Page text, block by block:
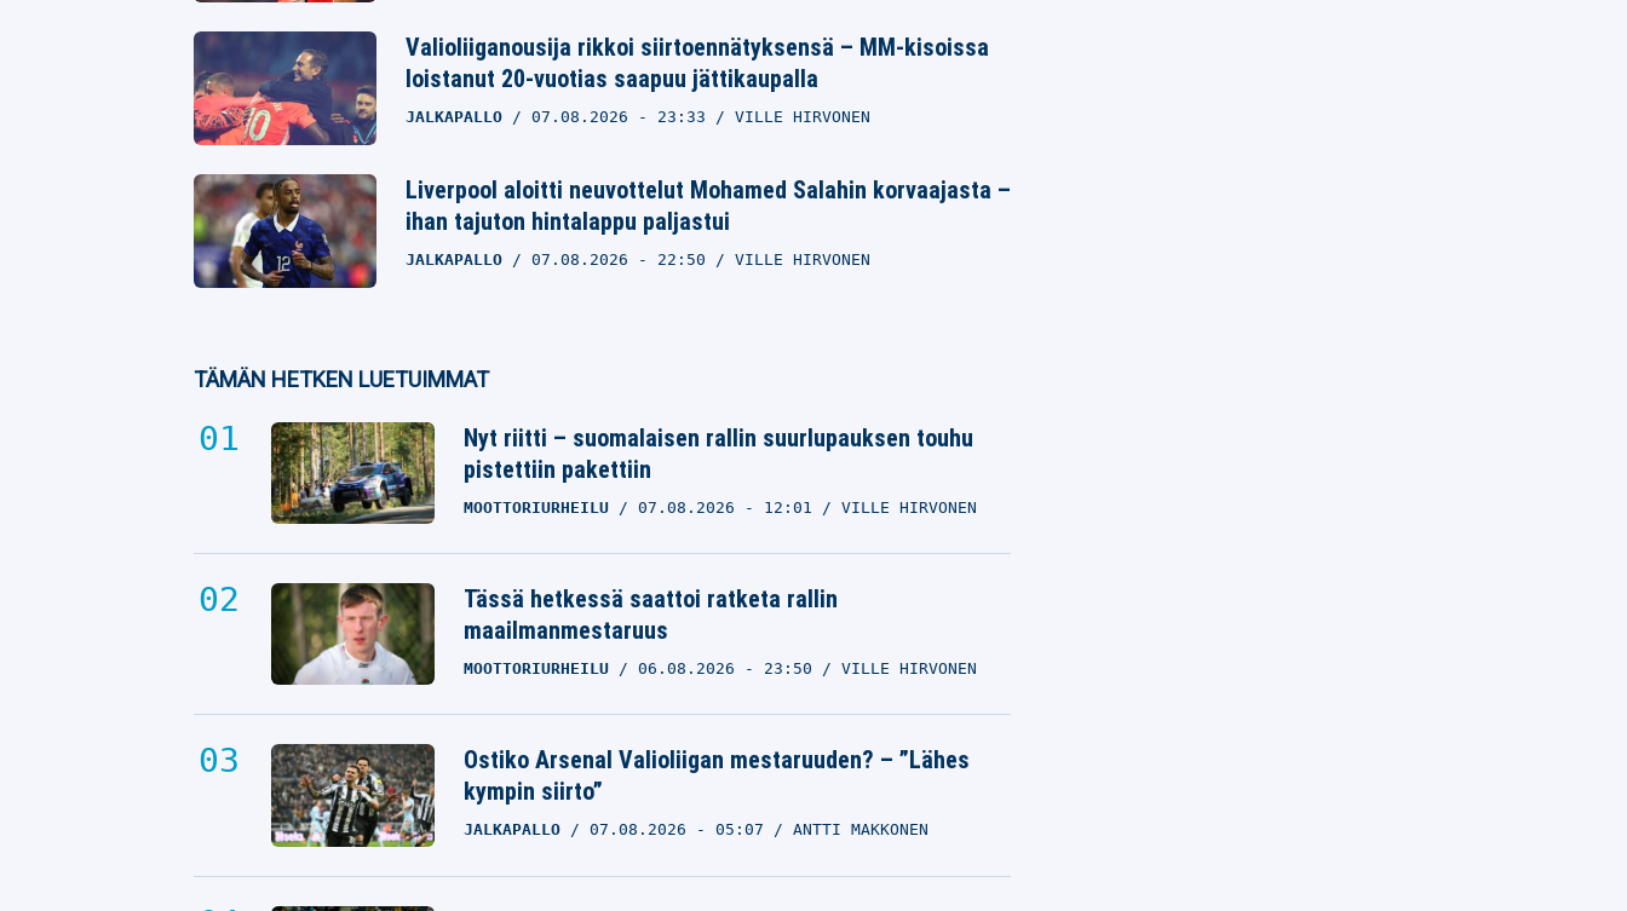
Valioliiganousija rikkoi siirtoennätyksensä – MM-kisoissa
loistanut 20-vuotias saapuu jättikaupalla
JALKAPALLO 07.08.2026 - 23:33 VILLE HIRVONEN
Liverpool aloitti neuvottelut Mohamed Salahin korvaajasta –
ihan tajuton hintalappu paljastui
JALKAPALLO 07.08.2026 - 22:50 VILLE HIRVONEN
TÄMÄN HETKEN LUETUIMMAT
Nyt riitti – suomalaisen rallin suurlupauksen touhu
pistettiin pakettiin
MOOTTORIURHEILU 07.08.2026 - 12:01 VILLE HIRVONEN
Tässä hetkessä saattoi ratketa rallin
maailmanmestaruus
MOOTTORIURHEILU 06.08.2026 - 23:50 VILLE HIRVONEN
Ostiko Arsenal Valioliigan mestaruuden? – ”Lähes
kympin siirto”
JALKAPALLO 07.08.2026 - 05:07 ANTTI MAKKONEN